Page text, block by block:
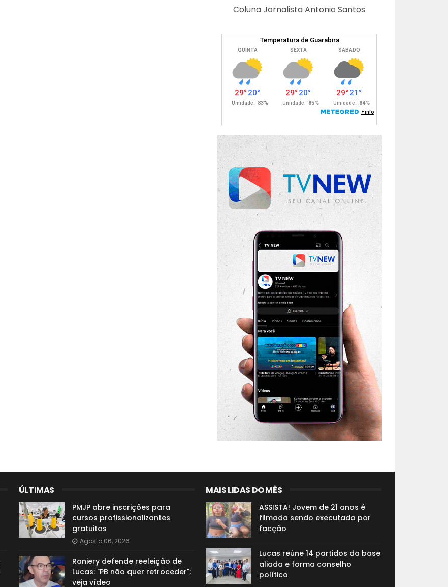
Coluna Jornalista Antonio Santos
ÚLTIMAS
PMJP abre inscrições para
cursos profissionalizantes
gratuitos
Agosto 06, 2026
Raniery defende reeleição de
Lucas: "PB não quer retroceder";
veja vídeo
MAIS LIDAS DO MÊS
ASSISTA! Jovem de 21 anos é
filmada sendo executada por
facção
Lucas reúne 14 partidos da base
aliada e forma conselho
político